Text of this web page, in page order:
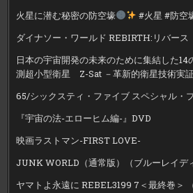
火星に潜む秘密の防空壕
#火星 #防空
ダイナソー・ワールド REBIRTH:リバース
日本の宇宙開発の未来のために集結した14
測超小型衛星 Z-Sat －革新的衛星技術実
65/シックスティ・ファイブ スペシャル・
『宇宙の法-エローヒム編-』DVD
映画ラストマン-FIRST LOVE-
JUNK WORLD（通常版）（ブルーレイデ
ヤマトよ永遠に REBEL3199 7＜最終巻＞